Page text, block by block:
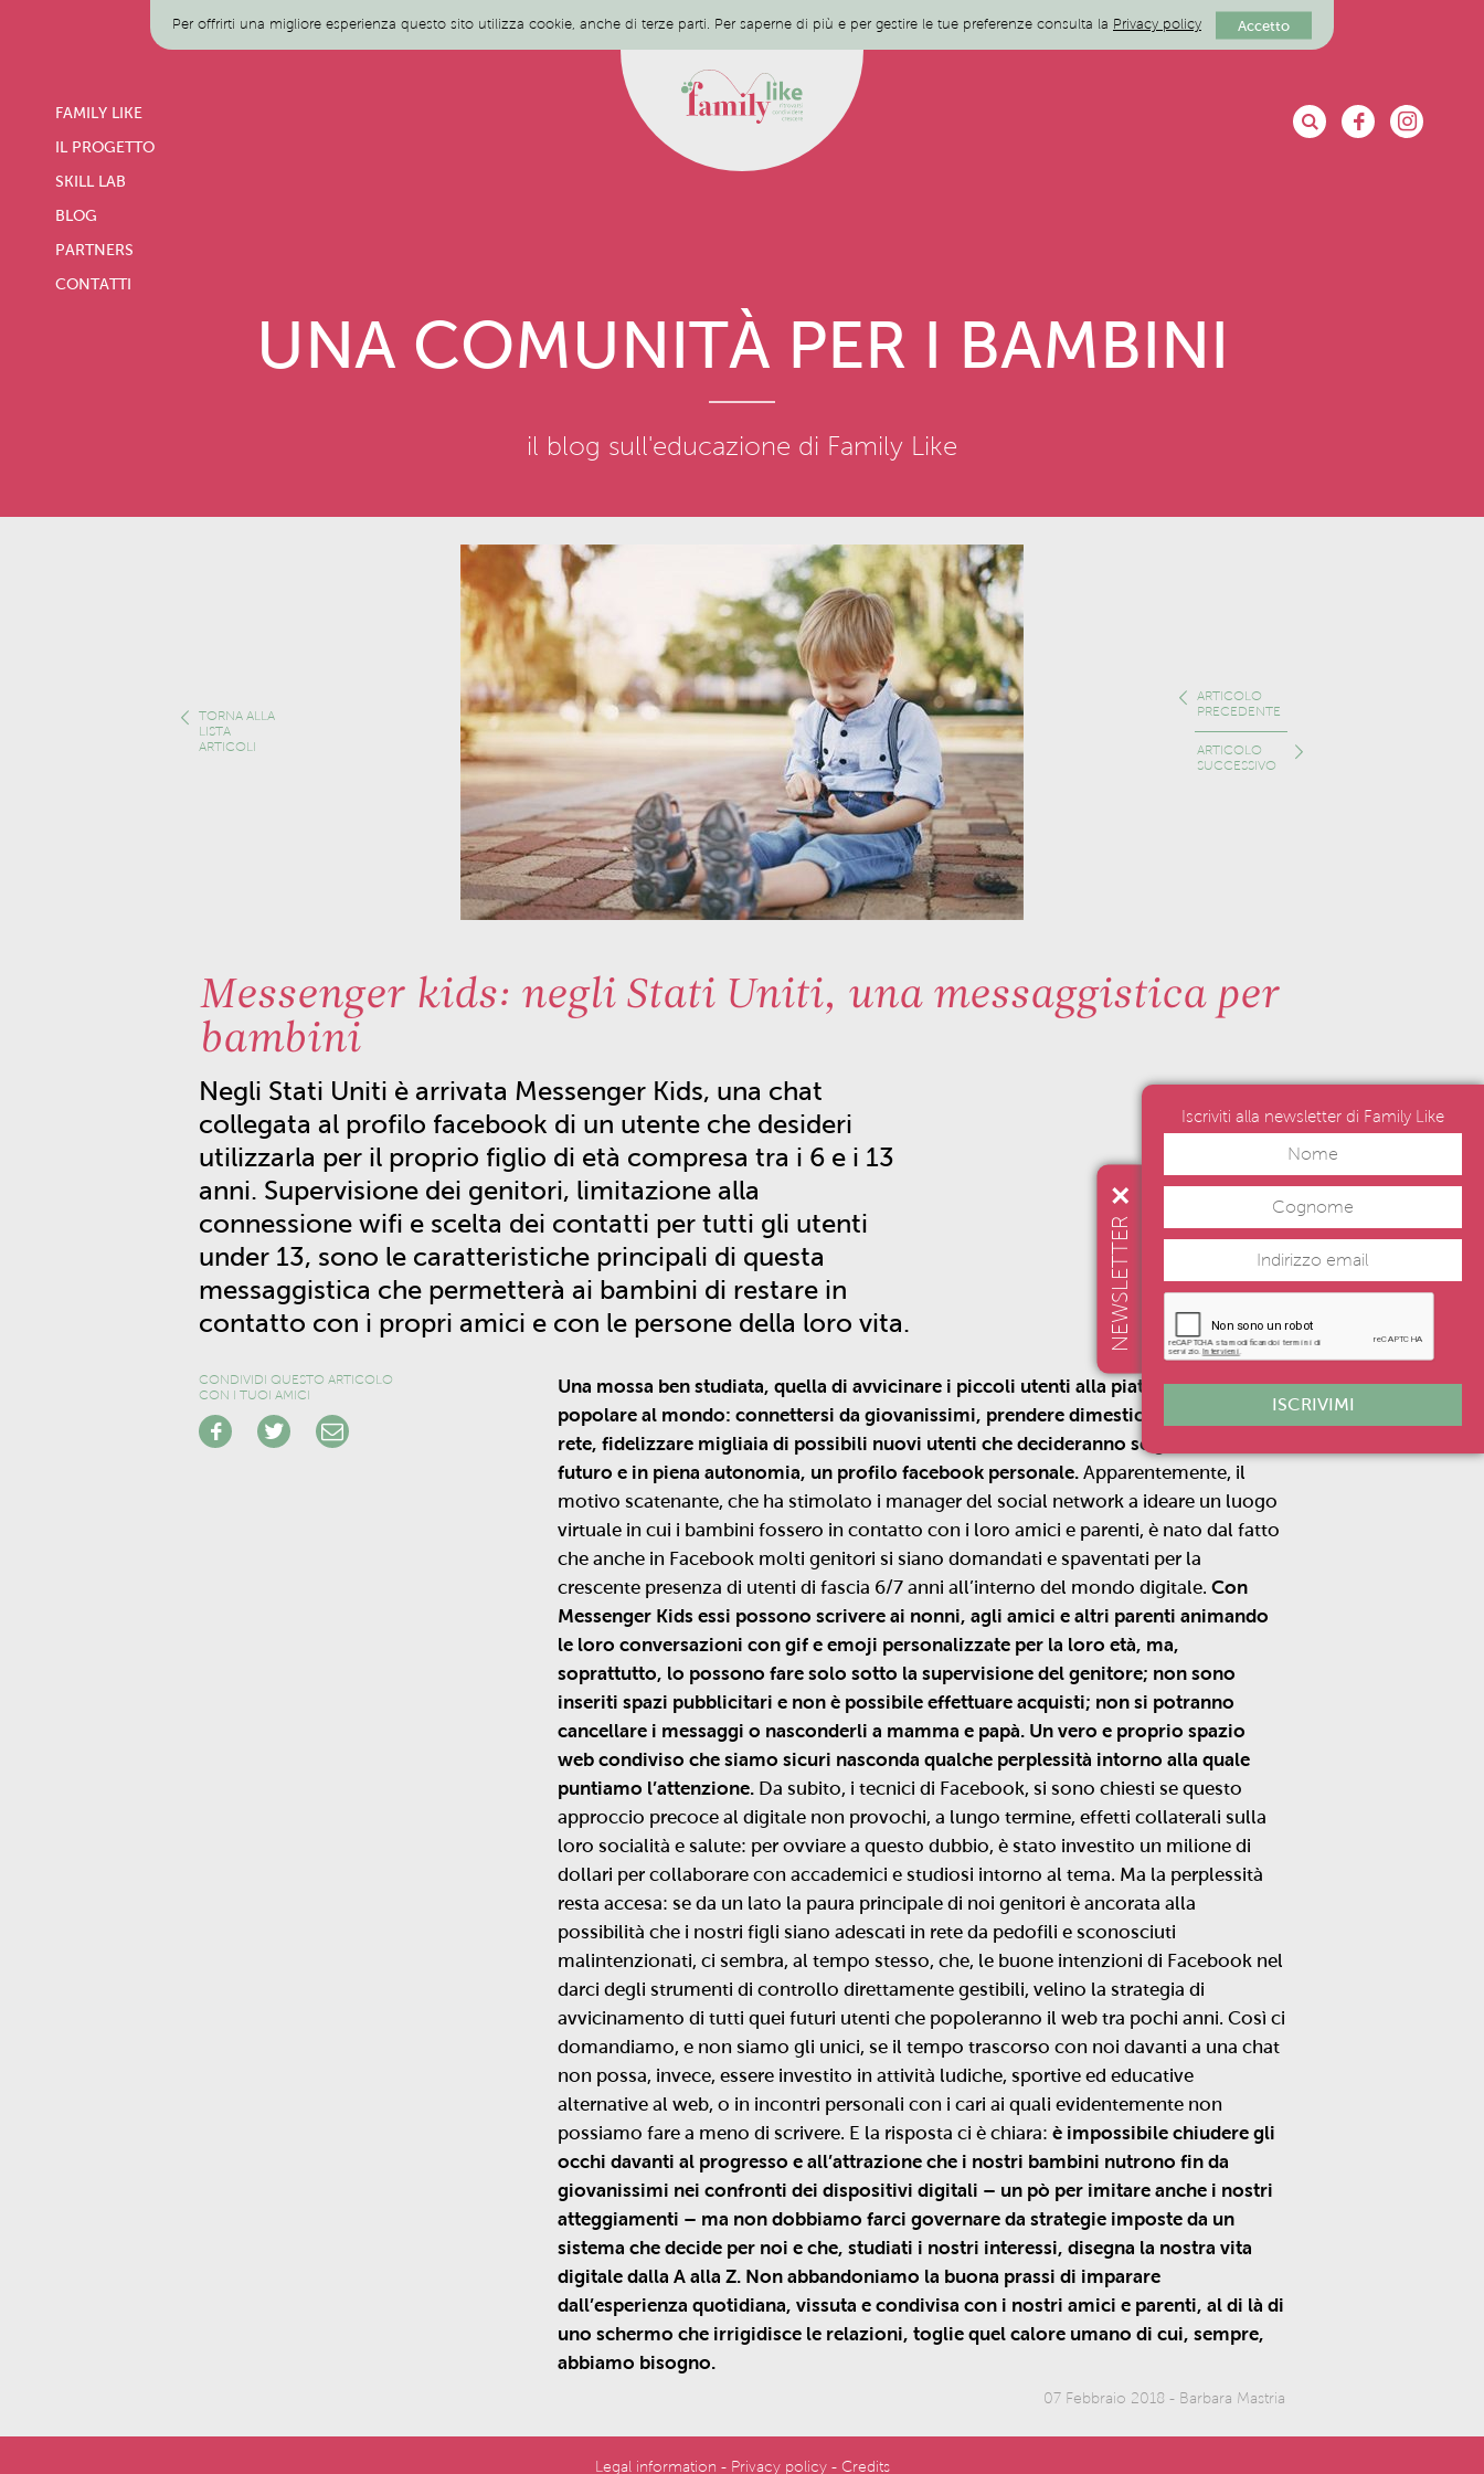
Per offrirti una migliore esperienza questo sito utilizza cookie, anche di terze parti. Per saperne di più e per gestire le tue preferenze consulta la Privacy policy Accetto
FAMILY LIKE
IL PROGETTO
SKILL LAB
BLOG
PARTNERS
CONTATTI
UNA COMUNITÀ PER I BAMBINI
il blog sull'educazione di Family Like
TORNA ALLA
LISTA
ARTICOLI
ARTICOLO
PRECEDENTE
ARTICOLO
SUCCESSIVO
Messenger kids: negli Stati Uniti, una messaggistica per
bambini
Negli Stati Uniti è arrivata Messenger Kids, una chat
collegata al profilo facebook di un utente che desideri
utilizzarla per il proprio figlio di età compresa tra i 6 e i 13
anni. Supervisione dei genitori, limitazione alla
connessione wifi e scelta dei contatti per tutti gli utenti
under 13, sono le caratteristiche principali di questa
messaggistica che permetterà ai bambini di restare in
contatto con i propri amici e con le persone della loro vita.
CONDIVIDI QUESTO ARTICOLO
CON I TUOI AMICI
Una mossa ben studiata, quella di avvicinare i piccoli utenti alla piattaforma più
popolare al mondo: connettersi da giovanissimi, prendere dimestichezza con la
rete, fidelizzare migliaia di possibili nuovi utenti che decideranno se gestire, in
futuro e in piena autonomia, un profilo facebook personale.Apparentemente, il
motivo scatenante, che ha stimolato i manager del social network a ideare un luogo
virtuale in cui i bambini fossero in contatto con i loro amici e parenti, è nato dal fatto
che anche in Facebook molti genitori si siano domandati e spaventati per la
crescente presenza di utenti di fascia 6/7 anni all’interno del mondo digitale. Con
Messenger Kids essi possono scrivere ai nonni, agli amici e altri parenti animando
le loro conversazioni con gif e emoji personalizzate per la loro età, ma,
soprattutto, lo possono fare solo sotto la supervisione del genitore; non sono
inseriti spazi pubblicitari e non è possibile effettuare acquisti; non si potranno
cancellare i messaggi o nasconderli a mamma e papà. Un vero e proprio spazio
web condiviso che siamo sicuri nasconda qualche perplessità intorno alla quale
puntiamo l’attenzione.Da subito, i tecnici di Facebook, si sono chiesti se questo
approccio precoce al digitale non provochi, a lungo termine, effetti collaterali sulla
loro socialità e salute: per ovviare a questo dubbio, è stato investito un milione di
dollari per collaborare con accademici e studiosi intorno al tema. Ma la perplessità
resta accesa: se da un lato la paura principale di noi genitori è ancorata alla
possibilità che i nostri figli siano adescati in rete da pedofili e sconosciuti
malintenzionati, ci sembra, al tempo stesso, che, le buone intenzioni di Facebook nel
darci degli strumenti di controllo direttamente gestibili, velino la strategia di
avvicinamento di tutti quei futuri utenti che popoleranno il web tra pochi anni. Così ci
domandiamo, e non siamo gli unici, se il tempo trascorso con noi davanti a una chat
non possa, invece, essere investito in attività ludiche, sportive ed educative
alternative al web, o in incontri personali con i cari ai quali evidentemente non
possiamo fare a meno di scrivere. E la risposta ci è chiara: è impossibile chiudere gli
occhi davanti al progresso e all’attrazione che i nostri bambini nutrono fin da
giovanissimi nei confronti dei dispositivi digitali – un pò per imitare anche i nostri
atteggiamenti – ma non dobbiamo farci governare da strategie imposte da un
sistema che decide per noi e che, studiati i nostri interessi, disegna la nostra vita
digitale dalla A alla Z. Non abbandoniamo la buona prassi di imparare
dall’esperienza quotidiana, vissuta e condivisa con i nostri amici e parenti, al di là di
uno schermo che irrigidisce le relazioni, toglie quel calore umano di cui, sempre,
abbiamo bisogno.
07 Febbraio 2018 - Barbara Mastria
NEWSLETTER
Iscriviti alla newsletter di Family Like
ISCRIVIMI
Legal information - Privacy policy - Credits